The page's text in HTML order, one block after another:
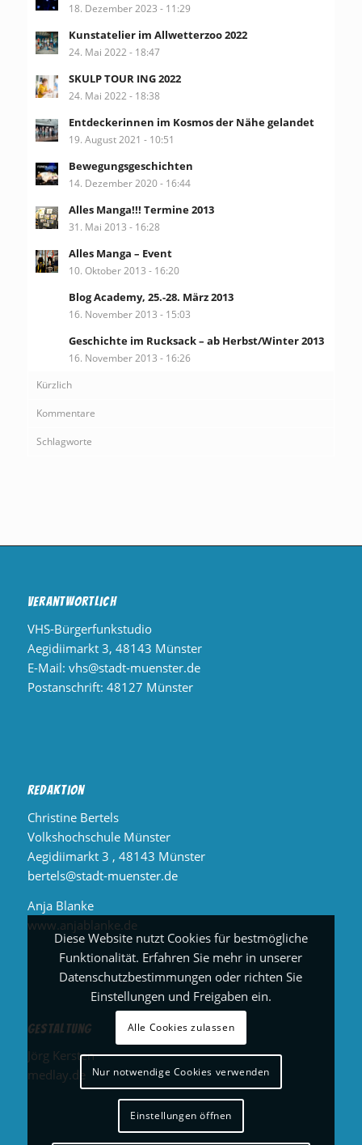
18. Dezember 2023 - 11:29
Kunstatelier im Allwetterzoo 2022
24. Mai 2022 - 18:47
SKULP TOUR ING 2022
24. Mai 2022 - 18:38
Entdeckerinnen im Kosmos der Nähe gelandet
19. August 2021 - 10:51
Bewegungsgeschichten
14. Dezember 2020 - 16:44
Alles Manga!!! Termine 2013
31. Mai 2013 - 16:28
Alles Manga – Event
10. Oktober 2013 - 16:20
Blog Academy, 25.-28. März 2013
16. November 2013 - 15:03
Geschichte im Rucksack – ab Herbst/Winter 2013
16. November 2013 - 16:26
Kürzlich
Kommentare
Schlagworte
Verantwortlich
VHS-Bürgerfunkstudio
Aegidiimarkt 3, 48143 Münster
E-Mail: vhs@stadt-muenster.de
Postanschrift: 48127 Münster
Redaktion
Christine Bertels
Volkshochschule Münster
Aegidiimarkt 3 , 48143 Münster
bertels@stadt-muenster.de
Anja Blanke
www.anjablanke.de
Gestaltung
Jörg Kersten
medlay.de
Diese Website nutzt Cookies für bestmögliche
Funktionalität. Erfahren Sie mehr in unserer
Datenschutzbestimmungen oder richten Sie
Einstellungen und Freigaben ein.
Alle Cookies zulassen
Nur notwendige Cookies verwenden
Einstellungen öffnen